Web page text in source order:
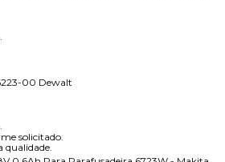
00 Dewalt
solicitado.